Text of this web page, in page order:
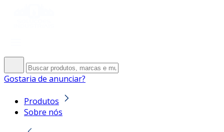
Gostaria de anunciar?
Produtos
Sobre nós